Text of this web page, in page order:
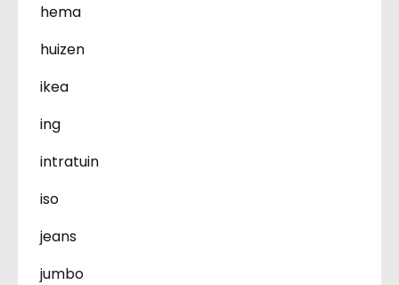
hema
huizen
ikea
ing
intratuin
iso
jeans
jumbo